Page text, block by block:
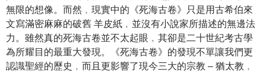
無限的想像。而然﹐現實中的《死海古卷》只是用古希伯來
文寫滿密麻麻的破舊 羊皮紙﹐並沒有小說家所描述的無邊法
力。雖然真的死海古卷並不太起眼﹐其卻是二十世紀考古學
為所耀目的最重大發現。《死海古卷》的發現不單讓我們更
認識聖經的歷史﹐而且更影響了現今三大的宗教 – 猶太教﹐